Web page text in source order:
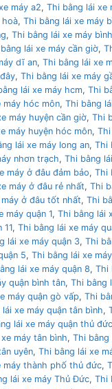
máy a2, Thi bằng lái xe
hoà, Thi bằng lái xe máy
, Thi bằng lái xe máy
lái xe máy cần giờ,
dĩ an, Thi bằng lái xe
, Thi bằng lái xe máy
lái xe máy hcm, Thi
máy hóc môn, Thi bằng
máy huyện cần giờ, Thi
máy huyện hóc môn,
lái xe máy long an, Thi
nhơn trạch, Thi bằng
máy ở đâu đảm bảo, Thi
máy ở đâu rẻ nhất, Thi
ở đâu tốt nhất, Thi
máy quận 1, Thi bằng lái
11, Thi bằng lái xe máy
lái xe máy quận 3, Thi
5, Thi bằng lái xe
lái xe máy quận 8, Thi
quận bình tân, Thi bằng
máy quận gò vấp, Thi
xe máy quận tân bình,
lái xe máy quận thủ đức
máy tân bình, Thi bằng
uyên, Thi bằng lái xe
máy thành phố thủ đức,
lái xe máy Thủ Đức, Thi